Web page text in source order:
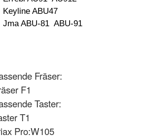
Keyline ABU47
Jma ABU-81 ABU-91
Fräser:
F1
Taster:
T1
Pro:W105